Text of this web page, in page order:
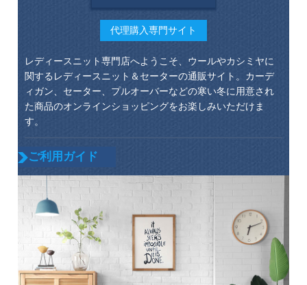
代理購入専門サイト
レディースニット専門店へようこそ、ウールやカシミヤに
関するレディースニット＆セーターの通販サイト。カーデ
ィガン、セーター、プルオーバーなどの寒い冬に用意され
た商品のオンラインショッピングをお楽しみいただけま
す。
ご利用ガイド